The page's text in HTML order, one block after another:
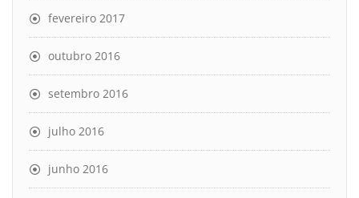
fevereiro 2017
outubro 2016
setembro 2016
julho 2016
junho 2016